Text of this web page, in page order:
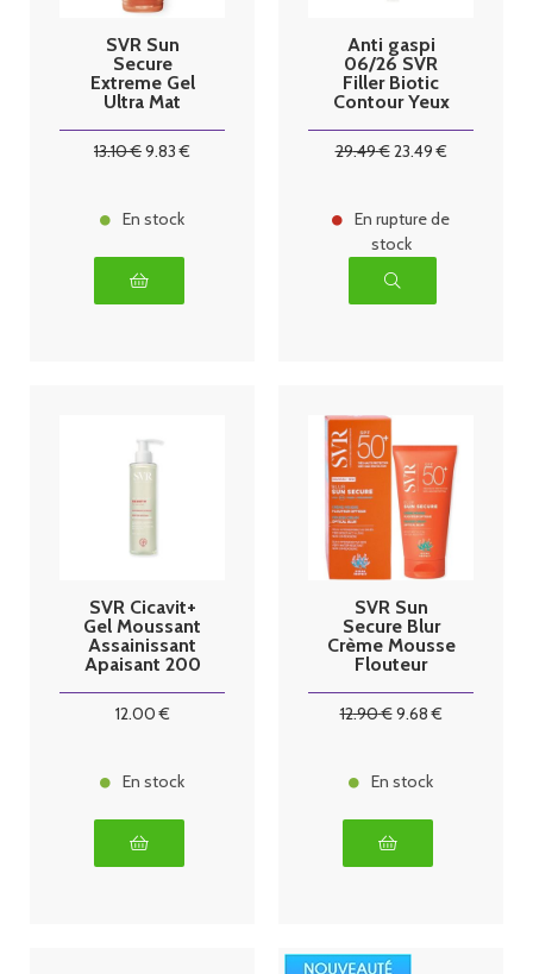
SVR Sun
Secure
Extreme Gel
Ultra Mat
SPF50+ 50 ml
13.10€9.83 €
En stock
Anti gaspi
06/26 SVR
Filler Biotic
Contour Yeux
29.49€23.49€
En rupture de
stock
SVR Cicavit+
Gel Moussant
Assainissant
Apaisant 200
12.00€
En stock
SVR Sun
Secure Blur
Crème Mousse
Flouteur
12.90€9.68€
En stock